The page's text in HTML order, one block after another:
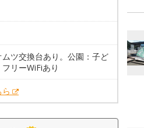
ツ交換台あり。公園：子ど
リーWiFiあり